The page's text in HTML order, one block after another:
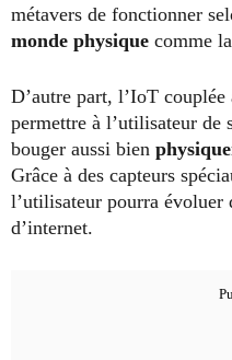
métavers de fonctionner
monde physique comme
D’autre part, l’IoT couplée
permettre à l’utilisateur de
bouger aussi bien
Grâce à des capteurs
l’utilisateur pourra évoluer
d’internet.